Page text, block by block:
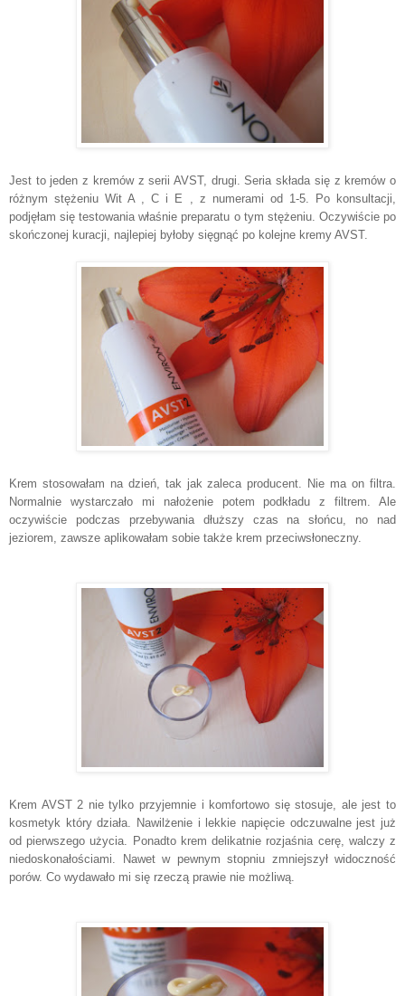
Jest to jeden z kremów z serii AVST, drugi. Seria składa się z kremów o
różnym stężeniu Wit A , C i E , z numerami od 1-5. Po konsultacji,
podjęłam się testowania właśnie preparatu o tym stężeniu. Oczywiście po
skończonej kuracji, najlepiej byłoby sięgnąć po kolejne kremy AVST.
Krem stosowałam na dzień, tak jak zaleca producent. Nie ma on filtra.
Normalnie wystarczało mi nałożenie potem podkładu z filtrem. Ale
oczywiście podczas przebywania dłuższy czas na słońcu, no nad
jeziorem, zawsze aplikowałam sobie także krem przeciwsłoneczny.
Krem AVST 2 nie tylko przyjemnie i komfortowo się stosuje, ale jest to
kosmetyk który działa. Nawilżenie i lekkie napięcie odczuwalne jest już
od pierwszego użycia. Ponadto krem delikatnie rozjaśnia cerę, walczy z
niedoskonałościami. Nawet w pewnym stopniu zmniejszył widoczność
porów. Co wydawało mi się rzeczą prawie nie możliwą.